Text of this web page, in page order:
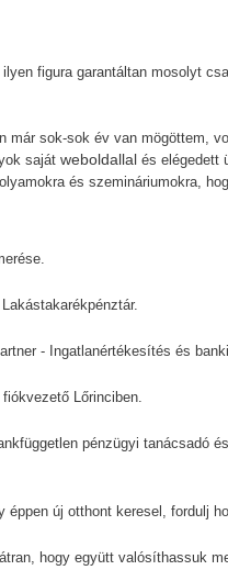
figura garantáltan mosolyt
már sok-sok év van mögöttem,
saját weboldallalés elégedett
és szemináriumokra,
- Ingatlanértékesítés és
Lőrinciben.
pénzügyi tanácsadó
éppen új otthont keresel, fordulj
hogy együtt valósíthassuk